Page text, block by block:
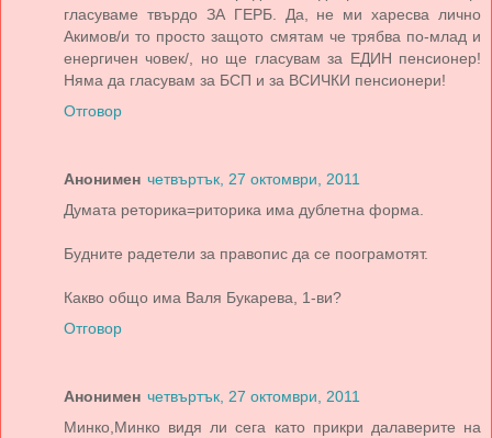
гласуваме твърдо ЗА ГЕРБ. Да, не ми харесва лично
Акимов/и то просто защото смятам че трябва по-млад и
енергичен човек/, но ще гласувам за ЕДИН пенсионер!
Няма да гласувам за БСП и за ВСИЧКИ пенсионери!
Отговор
Анонимен четвъртък, 27 октомври, 2011
Думата реторика=риторика има дублетна форма.
Будните радетели за правопис да се поограмотят.
Какво общо има Валя Букарева, 1-ви?
Отговор
Анонимен четвъртък, 27 октомври, 2011
Минко,Минко видя ли сега като прикри далаверите на